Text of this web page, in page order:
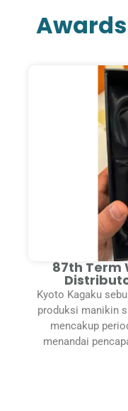
87th Term
Kyoto Kagaku
produksi manikin
mencakup
menandai